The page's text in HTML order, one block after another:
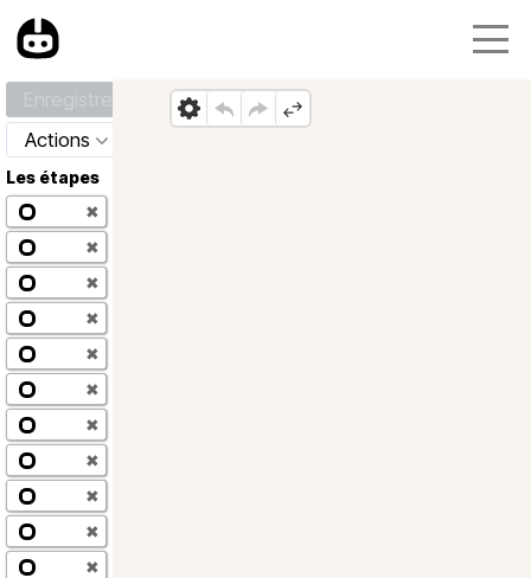
Actions
Les étapes
✖
✖
✖
✖
✖
✖
✖
✖
✖
✖
✖